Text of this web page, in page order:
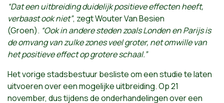
“Dat een uitbreiding duidelijk positieve effecten heeft,
verbaast ook niet”, zegt Wouter Van Besien
(Groen). “Ook in andere steden zoals Londen en Parijs is
de omvang van zulke zones veel groter, net omwille van
het positieve effect op grotere schaal.”
Het vorige stadsbestuur besliste om een studie te laten
uitvoeren over een mogelijke uitbreiding. Op 21
november, dus tijdens de onderhandelingen over een